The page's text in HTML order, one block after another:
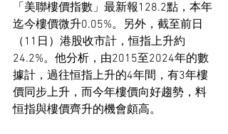
「美聯樓價指數」最新報128.2點，本年
迄今樓價微升0.05%。另外，截至前日
（11日）港股收市計，恒指上升約
24.2%。他分析，由2015至2024年的數
據計，過往恒指上升的4年間，有3年樓
價同步上升，而今年樓價向好趨勢，料
恒指與樓價齊升的機會頗高。